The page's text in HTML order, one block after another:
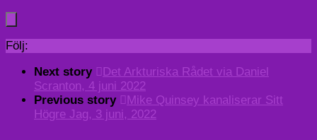
Följ:
Next story
Det Arkturiska Rådet via Daniel
Scranton, 4 juni 2022
Previous story
Mike Quinsey kanaliserar Sitt
Högre Jag, 3 juni, 2022